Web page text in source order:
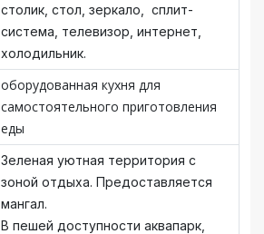
столик, стол, зеркало, сплит-
система, телевизор, интернет,
холодильник.
оборудованная кухня для
самостоятельного приготовления
еды
Зеленая уютная территория с
зоной отдыха. Предоставляется
мангал.
В пешей доступности аквапарк,